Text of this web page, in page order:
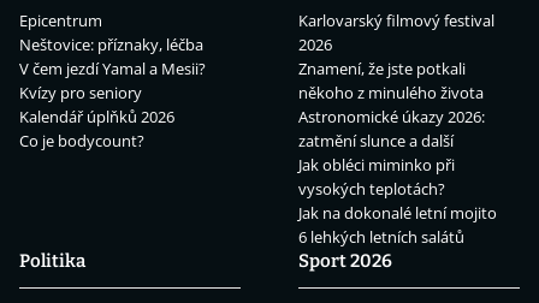
Epicentrum
Neštovice: příznaky, léčba
V čem jezdí Yamal a Mesii?
Kvízy pro seniory
Kalendář úplňků 2026
Co je bodycount?
Karlovarský filmový festival
2026
Znamení, že jste potkali
někoho z minulého života
Astronomické úkazy 2026:
zatmění slunce a další
Jak obléci miminko při
vysokých teplotách?
Jak na dokonalé letní mojito
6 lehkých letních salátů
Politika
Sport 2026